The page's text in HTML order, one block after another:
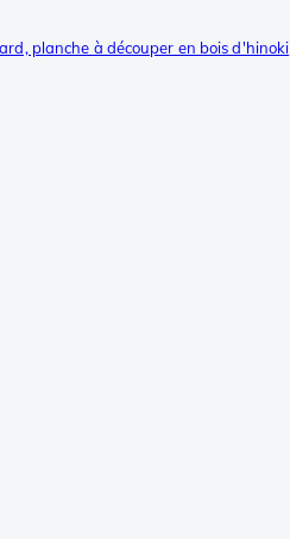
planche à découper en bois d'hinoki